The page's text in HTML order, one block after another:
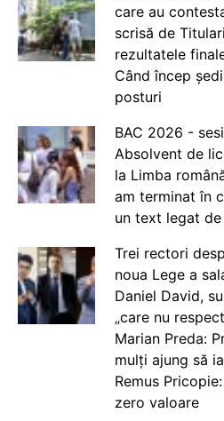
care au
scrisă de
rezultatele
Când încep
posturi
BAC 2026 -
Absolvent de
la Limba
am terminat în
un text legat
Trei rectori
noua Lege a
Daniel David,
„care nu
Marian Preda:
mulți ajung să
Remus
zero valoare